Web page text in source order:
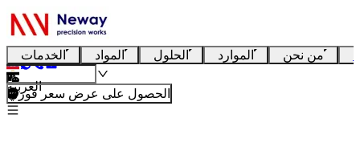
الخدمات المواد الحلول الموارد من نحن
العربية
الحصول على عرض سعر فوري